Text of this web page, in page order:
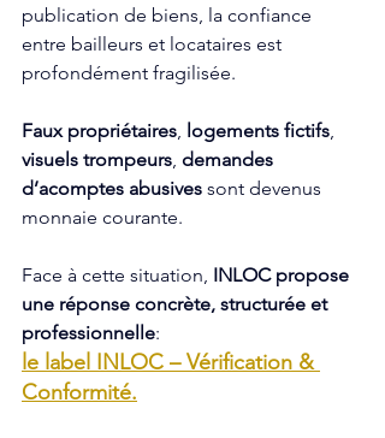
publication de biens, la confiance
entre bailleurs et locataires est
profondément fragilisée.
Faux propriétaires, logements fictifs,
visuels trompeurs, demandes
d’acomptes abusives sont devenus
monnaie courante.
Face à cette situation, INLOC propose
une réponse concrète, structurée et
professionnelle:
le label INLOC – Vérification &
Conformité.